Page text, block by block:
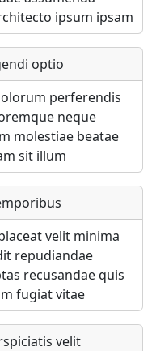
ipsum ipsam
optio
perferendis
neque
molestiae beatae
sit illum
velit minima
repudiandae
recusandae quis
fugiat vitae
velit